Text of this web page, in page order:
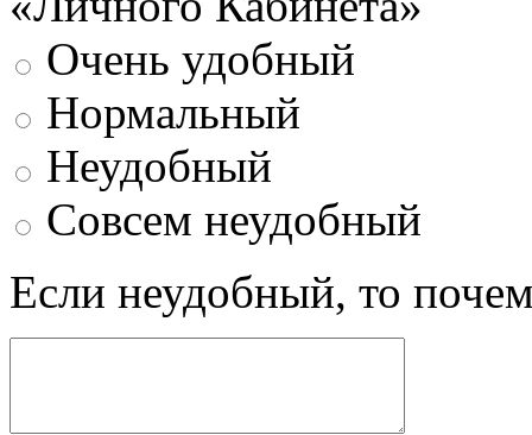
Очень удобный
Нормальный
Неудобный
Совсем неудобный
Если неудобный, то